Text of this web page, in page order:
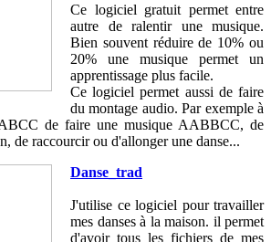
Ce logiciel gratuit permet entre
autre de ralentir une musique.
Bien souvent réduire de 10% ou
20% une musique permet un
apprentissage plus facile.
Ce logiciel permet aussi de faire
du montage audio. Par exemple à
de faire une musique AABBCC, de
de raccourcir ou d'allonger une danse...
Danse_trad
J'utilise ce logiciel pour travailler
mes danses à la maison. il permet
d'avoir tous les fichiers de mes